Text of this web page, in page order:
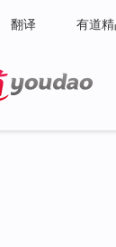
翻译 有道